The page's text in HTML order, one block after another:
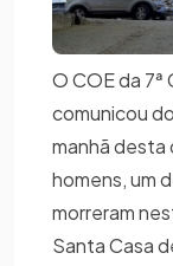
O COE da
comunicou
manhã
homens, um
morreram
Santa Casa